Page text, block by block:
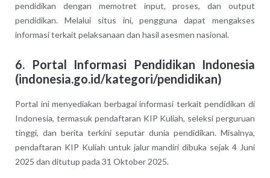
pendidikan dengan memotret input, proses, dan output
pendidikan. Melalui situs ini, pengguna dapat mengakses
informasi terkait pelaksanaan dan hasil asesmen nasional.
6. Portal Informasi Pendidikan Indonesia
(indonesia.go.id/kategori/pendidikan)
Portal ini menyediakan berbagai informasi terkait pendidikan di
Indonesia, termasuk pendaftaran KIP Kuliah, seleksi perguruan
tinggi, dan berita terkini seputar dunia pendidikan. Misalnya,
pendaftaran KIP Kuliah untuk jalur mandiri dibuka sejak 4 Juni
2025 dan ditutup pada 31 Oktober 2025.